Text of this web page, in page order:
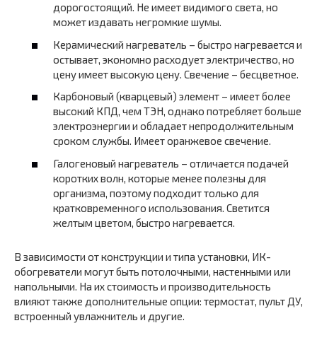
дорогостоящий. Не имеет видимого света, но
может издавать негромкие шумы.
Керамический нагреватель – быстро нагревается и
остывает, экономно расходует электричество, но
цену имеет высокую цену. Свечение – бесцветное.
Карбоновый (кварцевый) элемент – имеет более
высокий КПД, чем ТЭН, однако потребляет больше
электроэнергии и обладает непродолжительным
сроком службы. Имеет оранжевое свечение.
Галогеновый нагреватель – отличается подачей
коротких волн, которые менее полезны для
организма, поэтому подходит только для
кратковременного использования. Светится
желтым цветом, быстро нагревается.
В зависимости от конструкции и типа установки, ИК-
обогреватели могут быть потолочными, настенными или
напольными. На их стоимость и производительность
влияют также дополнительные опции: термостат, пульт ДУ,
встроенный увлажнитель и другие.